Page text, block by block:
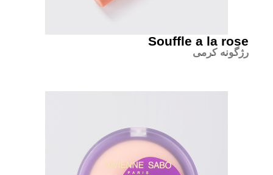
Souffle a la rose
رژگونه کرمی